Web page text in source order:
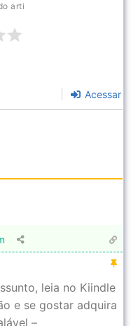
arti
Acessar
leia no Kiindle
e se gostar adquira
–